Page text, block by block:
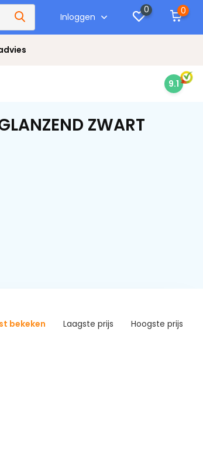
Inloggen
0 0
9.1
ZWART
bekeken Laagste prijs Hoogste prijs